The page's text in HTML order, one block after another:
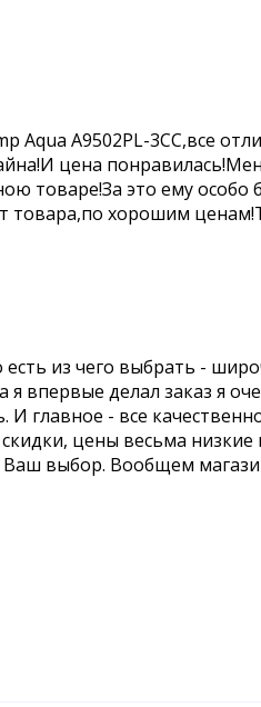
Aqua A9502PL-3CC,все
цена
товаре!За это ему особо
товара,по хорошим
есть из чего выбрать -
впервые делал заказ я
И главное - все
цены весьма
выбор. Вообщем